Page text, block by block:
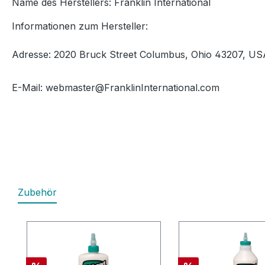
Name des Herstellers: Franklin International
Informationen zum Hersteller:
Adresse: 2020 Bruck Street Columbus, Ohio 43207,
E-Mail: webmaster@FranklinInternational.com
Zubehör